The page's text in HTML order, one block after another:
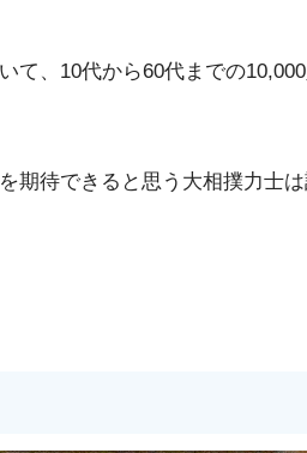
て、10代から60代までの
期待できると思う大相撲力士